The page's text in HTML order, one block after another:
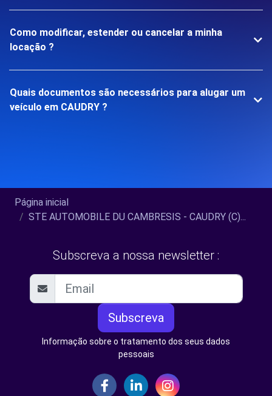
Como modificar, estender ou cancelar a minha
locação ?
Quais documentos são necessários para alugar um
veículo em CAUDRY ?
Página inicial
STE AUTOMOBILE DU CAMBRESIS - CAUDRY (C)...
Subscreva a nossa newsletter :
Subscreva
Informação sobre o tratamento dos seus dados
pessoais